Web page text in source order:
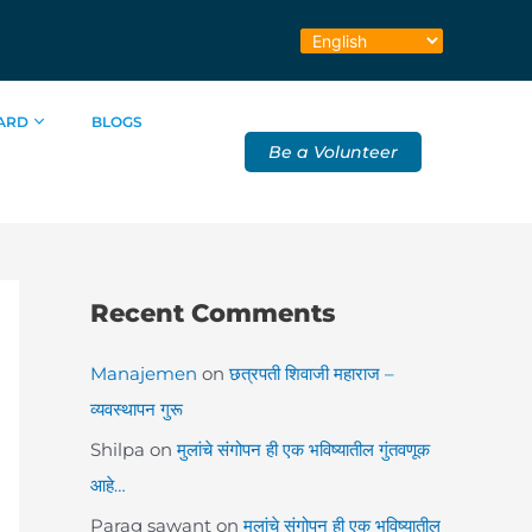
BLOGS
Be a Volunteer
Recent Comments
Manajemen onछत्रपती शिवाजी महाराज –
व्यवस्थापन गुरू
Shilpa onमुलांचे संगोपन ही एक भविष्यातील गुंतवणूक
आहे…
Parag sawant onमुलांचे संगोपन ही एक भविष्यातील